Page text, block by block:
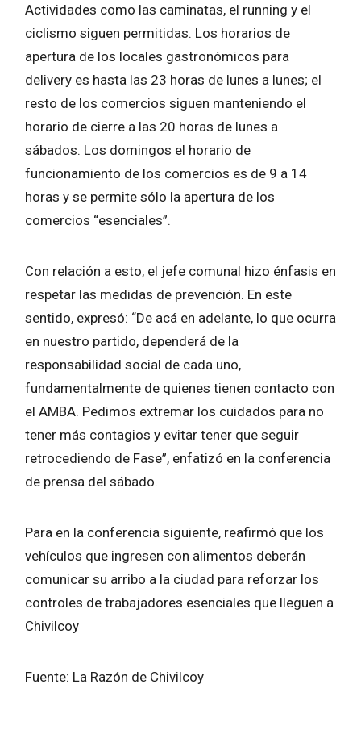
Actividades como las caminatas, el running y el
ciclismo siguen permitidas. Los horarios de
apertura de los locales gastronómicos para
delivery es hasta las 23 horas de lunes a lunes; el
resto de los comercios siguen manteniendo el
horario de cierre a las 20 horas de lunes a
sábados. Los domingos el horario de
funcionamiento de los comercios es de 9 a 14
horas y se permite sólo la apertura de los
comercios “esenciales”.
Con relación a esto, el jefe comunal hizo énfasis en
respetar las medidas de prevención. En este
sentido, expresó: “De acá en adelante, lo que ocurra
en nuestro partido, dependerá de la
responsabilidad social de cada uno,
fundamentalmente de quienes tienen contacto con
el AMBA. Pedimos extremar los cuidados para no
tener más contagios y evitar tener que seguir
retrocediendo de Fase”, enfatizó en la conferencia
de prensa del sábado.
Para en la conferencia siguiente, reafirmó que los
vehículos que ingresen con alimentos deberán
comunicar su arribo a la ciudad para reforzar los
controles de trabajadores esenciales que lleguen a
Chivilcoy
Fuente: La Razón de Chivilcoy